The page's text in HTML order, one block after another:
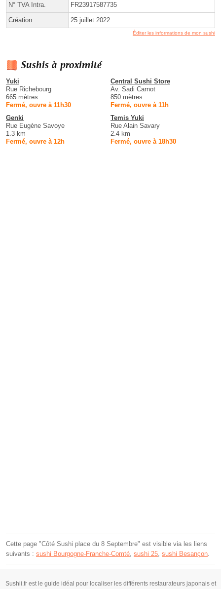
N° TVA Intra. FR23917587735
Création 25 juillet 2022
Éditer les informations de mon sushi
Sushis à proximité
Yuki
Rue Richebourg
665 mètres
Fermé, ouvre à 11h30
Central Sushi Store
Av. Sadi Carnot
850 mètres
Fermé, ouvre à 11h
Genki
Rue Eugène Savoye
1.3 km
Fermé, ouvre à 12h
Temis Yuki
Rue Alain Savary
2.4 km
Fermé, ouvre à 18h30
Cette page "Côté Sushi place du 8 Septembre" est visible via les liens
suivants : sushi Bourgogne-Franche-Comté sushi 25 sushi Besançon
Sushii.fr est le guide idéal pour localiser les différents restaurateurs japonais et